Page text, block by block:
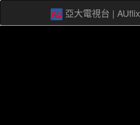
亞大電視台 | AUflix